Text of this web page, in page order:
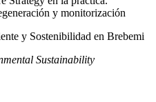
y monitorización
y Sostenibilidad en Brebemi
Sustainability